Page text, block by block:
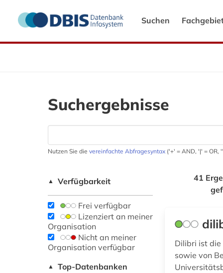
Suchen
Suchergebnisse
Nutzen Sie die vereinfachte Abfragesyntax ('+' = AND, '|' = OR,
▲ Verfügbarkeit
Frei verfügbar
Lizenziert an meiner
Organisation
Nicht an meiner
Organisation verfügbar
▲ Top-Datenbanken
41
Dilibri ist die
sowie von